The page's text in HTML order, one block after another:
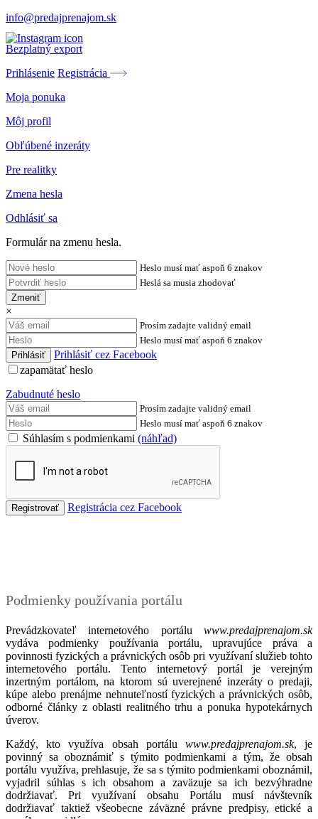
info@predajprenajom.sk
Bezplatný export
Prihlásenie Registrácia
Moja ponuka
Môj profil
Obľúbené inzeráty
Pre realitky
Zmena hesla
Odhlásiť sa
Formulár na zmenu hesla.
Heslo musí mať aspoň 6 znakov
Heslá sa musia zhodovať
Zmeniť
×
Prosím zadajte validný email
Heslo musí mať aspoň 6 znakov
Prihlásiť cez Facebook
zapamätať heslo
Zabudnuté heslo
Prosím zadajte validný email
Heslo musí mať aspoň 6 znakov
Súhlasím s podmienkami (náhľad)
Registrácia cez Facebook
Podmienky používania portálu
Prevádzkovateľ internetového portálu www.predajprenajom.sk
vydáva podmienky používania portálu, upravujúce práva a
povinnosti fyzických a právnických osôb pri využívaní služieb tohto
internetového portálu. Tento internetový portál je verejným
inzertným portálom, na ktorom sú uverejnené inzeráty o predaji,
kúpe alebo prenájme nehnuteľností fyzických a právnických osôb,
odborné články z oblasti realitného trhu a ponuka hypotekárnych
úverov.
Každý, kto využíva obsah portálu www.predajprenajom.sk, je
povinný sa oboznámiť s týmito podmienkami a tým, že obsah
portálu využíva, prehlasuje, že sa s týmito podmienkami oboznámil,
vyjadril súhlas s ich obsahom a zaväzuje sa ich bezvýhradne
dodržiavať. Pri využívaní obsahu Portálu musí návštevník
dodržiavať taktiež všeobecne záväzné právne predpisy, etické a